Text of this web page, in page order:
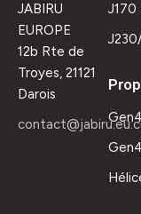
JABIRU
EUROPE
12b Rte de
Troyes, 21121
Darois
J170